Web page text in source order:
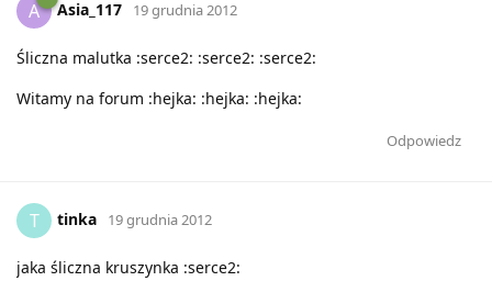
A Asia_117 19 grudnia 2012
Śliczna malutka :serce2: :serce2: :serce2:
Witamy na forum :hejka: :hejka: :hejka:
Odpowiedz
T tinka 19 grudnia 2012
jaka śliczna kruszynka :serce2: